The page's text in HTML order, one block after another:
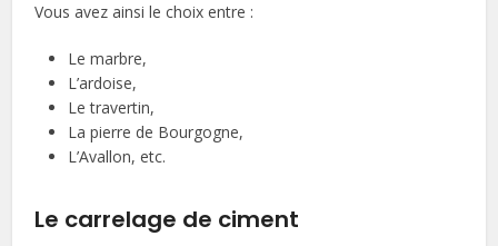
Vous avez ainsi le choix entre :
Le marbre,
L’ardoise,
Le travertin,
La pierre de Bourgogne,
L’Avallon, etc.
Le carrelage de ciment